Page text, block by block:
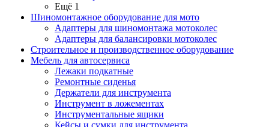
Ещё 1
Шиномонтажное оборудование для мото
Адаптеры для шиномонтажа мотоколес
Адаптеры для балансировки мотоколес
Строительное и производственное оборудование
Мебель для автосервиса
Лежаки подкатные
Ремонтные сиденья
Держатели для инструмента
Инструмент в ложементах
Инструментальные ящики
Кейсы и сумки для инструмента